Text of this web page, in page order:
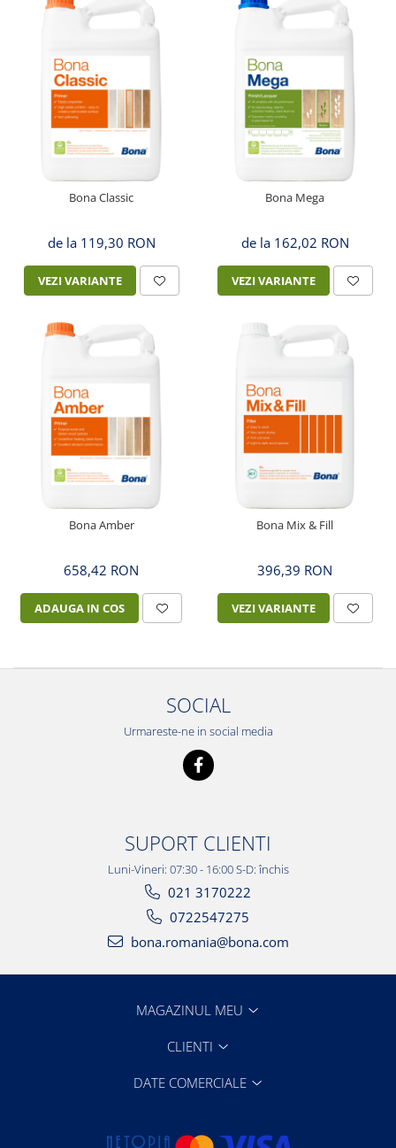
Bona Classic
de la 119,30 RON
VEZI VARIANTE
Bona Mega
de la 162,02 RON
VEZI VARIANTE
Bona Amber
658,42 RON
ADAUGA IN COS
Bona Mix & Fill
396,39 RON
VEZI VARIANTE
SOCIAL
Urmareste-ne in social media
SUPORT CLIENTI
Luni-Vineri: 07:30 - 16:00 S-D: închis
021 3170222
0722547275
bona.romania@bona.com
MAGAZINUL MEU
CLIENTI
DATE COMERCIALE